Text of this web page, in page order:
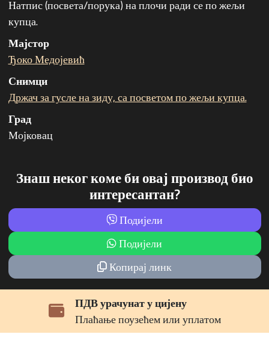
Натпис (посвета/порука) на плочи ради се по жељи
купца.
Мајстор
Ђоко Медојевић
Снимци
Држач за гусле на зиду, са посветом по жељи купца.
Град
Мојковац
Знаш неког коме би овај производ био
интересантан?
Подијели
Подијели
Копирај линк
ПДВ урачунат у цијену
Плаћање поузећем или уплатом